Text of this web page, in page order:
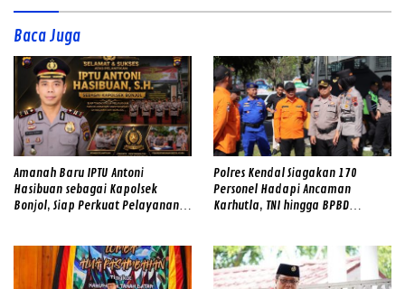
Baca Juga
Amanah Baru IPTU Antoni
Hasibuan sebagai Kapolsek
Bonjol, Siap Perkuat Pelayanan
Polres Kendal Siagakan 170
Personel Hadapi Ancaman
Karhutla, TNI hingga BPBD